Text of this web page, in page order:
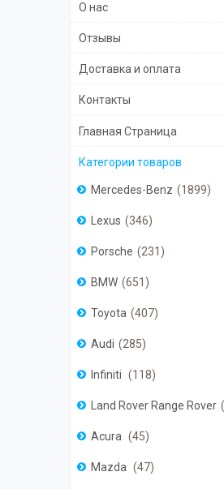
О нас
Отзывы
Доставка и оплата
Контакты
Главная Страница
Категории товаров
Mercedes-Benz 1899
Lexus 346
Porsche 231
BMW 651
Toyota 407
Audi 285
Infiniti 118
Land Rover Range Rover
Acura 45
Mazda 47